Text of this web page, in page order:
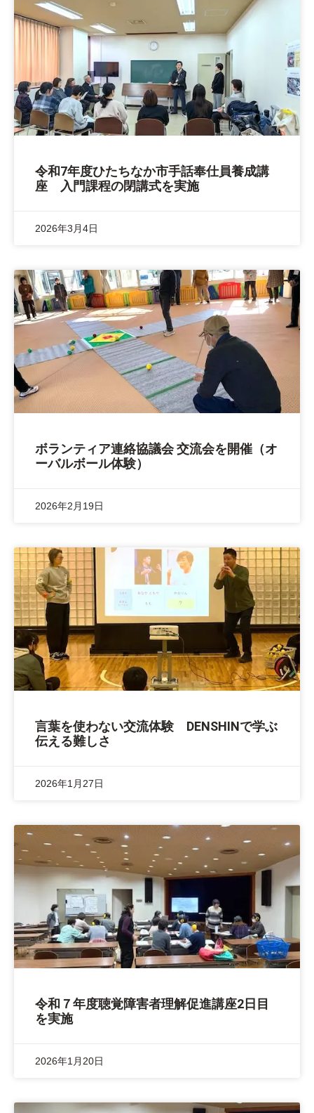
令和7年度ひたちなか市手話奉仕員養成講
座 入門課程の閉講式を実施
2026年3月4日
ボランティア連絡協議会 交流会を開催（オ
ーバルボール体験）
2026年2月19日
言葉を使わない交流体験 DENSHINで学ぶ
伝える難しさ
2026年1月27日
令和７年度聴覚障害者理解促進講座2日目
を実施
2026年1月20日